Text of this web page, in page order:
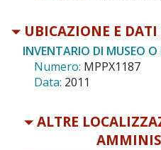
UBICAZIONE E
INVENTARIO DI MUSEO
Numero: MPPX1187
Data: 2011
ALTRE